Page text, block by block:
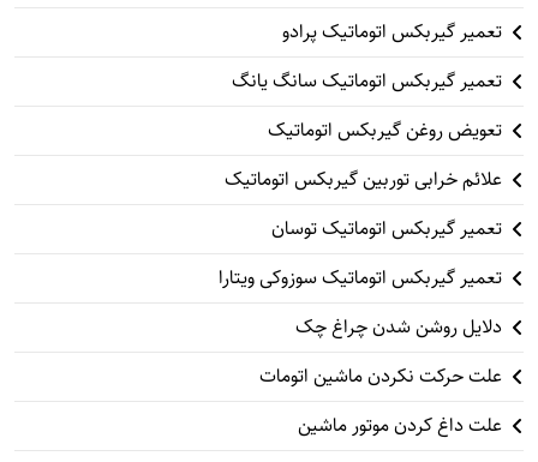
تعمیر گیربکس اتوماتیک پرادو
تعمیر گیربکس اتوماتیک سانگ یانگ
تعویض روغن گیربکس اتوماتیک
علائم خرابی توربین گیربکس اتوماتیک
تعمیر گیربکس اتوماتیک توسان
تعمیر گیربکس اتوماتیک سوزوکی ویتارا
دلایل روشن شدن چراغ چک
علت حرکت نکردن ماشین اتومات
علت داغ کردن موتور ماشین